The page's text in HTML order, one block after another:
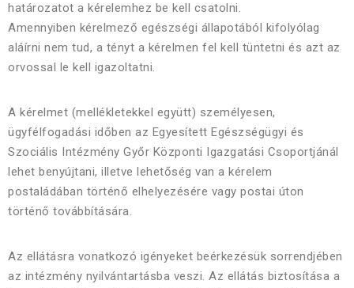
határozatot a kérelemhez be kell csatolni.
Amennyiben kérelmező egészségi állapotából kifolyólag
aláírni nem tud, a tényt a kérelmen fel kell tüntetni és azt az
orvossal le kell igazoltatni.
A kérelmet (mellékletekkel együtt) személyesen,
ügyfélfogadási időben az Egyesített Egészségügyi és
Szociális Intézmény Győr Központi Igazgatási Csoportjánál
lehet benyújtani, illetve lehetőség van a kérelem
postaládában történő elhelyezésére vagy postai úton
történő továbbítására.
Az ellátásra vonatkozó igényeket beérkezésük sorrendjében
az intézmény nyilvántartásba veszi. Az ellátás biztosítása a